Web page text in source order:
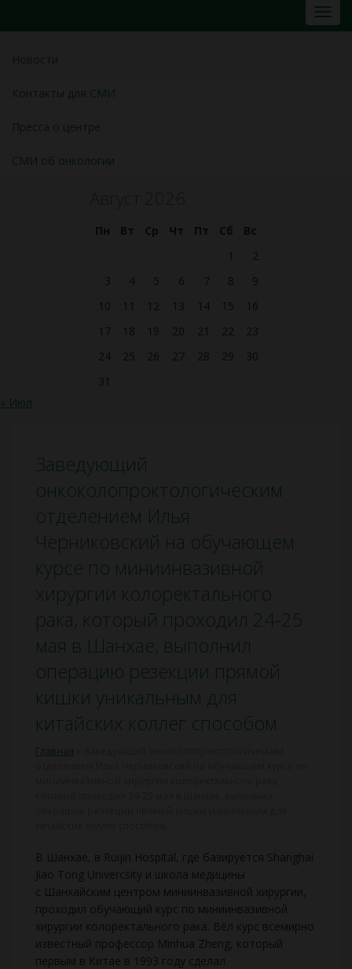
Контакты для СМИ
Пресса о центре
СМИ об онкологии
Пн Вт Ср Чт Пт Сб
Вс
1
2
3
4 5 6 7 8
9
10
11 12 13 14 15
16
17
18 19 20 21 22
23
24
25 26 27 28 29
30
31
« Июл
Заведующий
онкоколопроктологическим
отделением Илья
Черниковский на обучающем
курсе по миниинвазивной
хирургии колоректального
рака, который проходил 24-25
мая в Шанхае, выполнил
операцию резекции прямой
кишки уникальным для
китайских коллег способом
Главная
В Шанхае, в Ruijin Hospital, где базируется Shanghai
Jiao Tong Univercsity и школа медицины
с Шанхайским центром миниинвазивной хирургии,
проходил обучающий курс по миниинвазивной
хирургии колоректального рака. Вёл курс всемирно
известный профессор Minhua Zheng, который
первым в Китае в 1993 году сделал